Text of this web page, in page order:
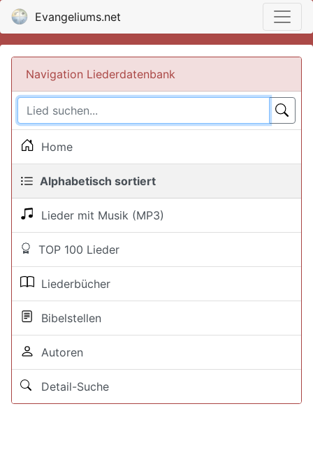
Evangeliums.net
Navigation Liederdatenbank
Home
Alphabetisch sortiert
Lieder mit Musik (MP3)
TOP 100 Lieder
Liederbücher
Bibelstellen
Autoren
Detail-Suche